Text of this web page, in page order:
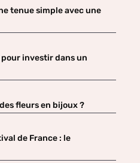
tenue simple avec une
investir dans un
fleurs en bijoux ?
de France : le